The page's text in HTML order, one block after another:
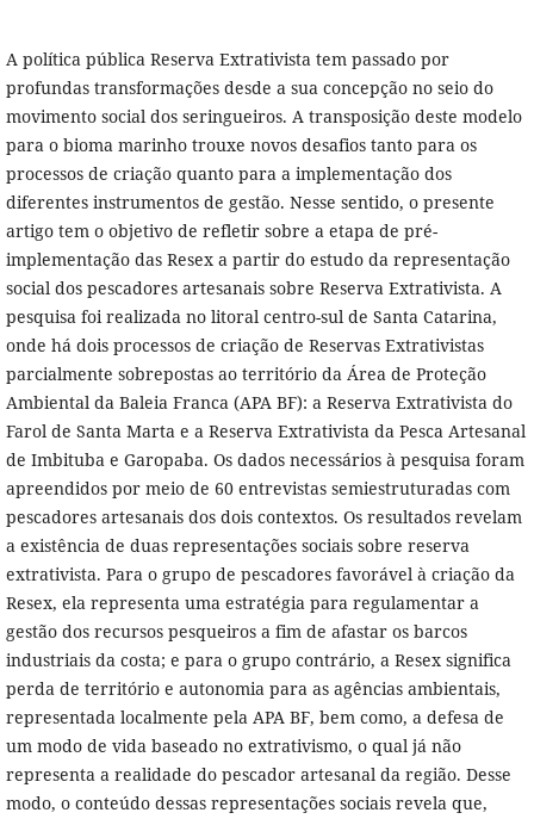
A política pública Reserva Extrativista tem passado por
profundas transformações desde a sua concepção no seio do
movimento social dos seringueiros. A transposição deste modelo
para o bioma marinho trouxe novos desafios tanto para os
processos de criação quanto para a implementação dos
diferentes instrumentos de gestão. Nesse sentido, o presente
artigo tem o objetivo de refletir sobre a etapa de pré-
implementação das Resex a partir do estudo da representação
social dos pescadores artesanais sobre Reserva Extrativista. A
pesquisa foi realizada no litoral centro-sul de Santa Catarina,
onde há dois processos de criação de Reservas Extrativistas
parcialmente sobrepostas ao território da Área de Proteção
Ambiental da Baleia Franca (APA BF): a Reserva Extrativista do
Farol de Santa Marta e a Reserva Extrativista da Pesca Artesanal
de Imbituba e Garopaba. Os dados necessários à pesquisa foram
apreendidos por meio de 60 entrevistas semiestruturadas com
pescadores artesanais dos dois contextos. Os resultados revelam
a existência de duas representações sociais sobre reserva
extrativista. Para o grupo de pescadores favorável à criação da
Resex, ela representa uma estratégia para regulamentar a
gestão dos recursos pesqueiros a fim de afastar os barcos
industriais da costa; e para o grupo contrário, a Resex significa
perda de território e autonomia para as agências ambientais,
representada localmente pela APA BF, bem como, a defesa de
um modo de vida baseado no extrativismo, o qual já não
representa a realidade do pescador artesanal da região. Desse
modo, o conteúdo dessas representações sociais revela que,